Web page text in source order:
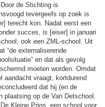
de Stichting is
tevergeefs op zoek is
terecht kon. Nadat eerst een
succes, is [eiser] in januari
ook een ZML-school. Uit
“de externaliserende
en dat als gevolg
moeten worden. Omdat
aandacht vraagt, kortdurend
dat hij (en de
op de Van Detschool.
Kleine Prins, een school voor